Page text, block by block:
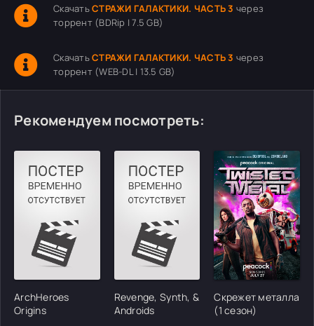
СкачатьСТРАЖИ ГАЛАКТИКИ. ЧАСТЬ 3 через
торрент (BDRip | 7.5 GB)
СкачатьСТРАЖИ ГАЛАКТИКИ. ЧАСТЬ 3 через
торрент (WEB-DL | 13.5 GB)
Рекомендуем посмотреть:
ArchHeroes
Origins
Revenge, Synth, &
Androids
Скрежет металла
(1 сезон)